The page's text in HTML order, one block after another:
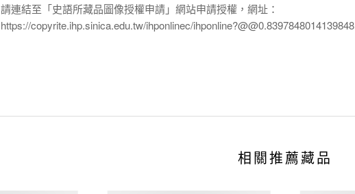
請連結至「史語所藏品圖像授權申請」網站申請授權，網址：
https://copyrite.ihp.sinica.edu.tw/ihponlinec/ihponline?@@0.8397848014139848
相關推薦藏品